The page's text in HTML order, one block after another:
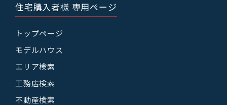
住宅購入者様 専用ページ
トップページ
モデルハウス
エリア検索
工務店検索
不動産検索